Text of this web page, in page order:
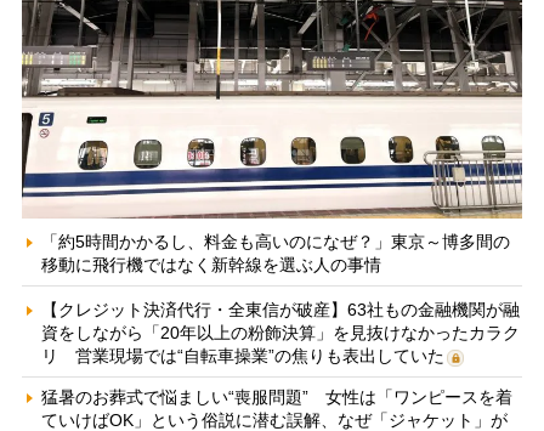
「約5時間かかるし、料金も高いのになぜ？」東京～博多間の
移動に飛行機ではなく新幹線を選ぶ人の事情
【クレジット決済代行・全東信が破産】63社もの金融機関が融
資をしながら「20年以上の粉飾決算」を見抜けなかったカラク
リ 営業現場では“自転車操業”の焦りも表出していた
猛暑のお葬式で悩ましい“喪服問題” 女性は「ワンピースを着
ていけばOK」という俗説に潜む誤解、なぜ「ジャケット」が